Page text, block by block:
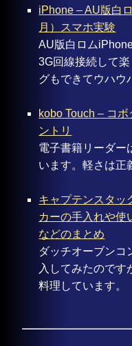
iPhone – AU版白
月）スマホ実験
AU版白ロム
3G回線接続して
グもできてウハウ
kobo Touch – コ
ントリ
電子書籍リーダー
います。軽さは正
キャプテンスタッ
カーの手入れや使
などのまとめ
ダッチオーブンコ
入してみたのです
料理しています。